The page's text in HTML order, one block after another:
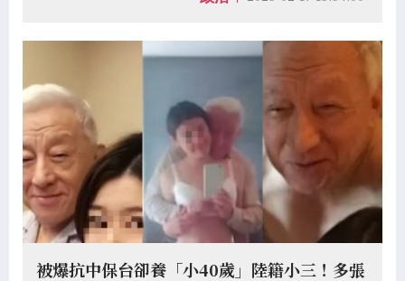
被爆抗中保台卻養「小40歲」陸籍小三！多張